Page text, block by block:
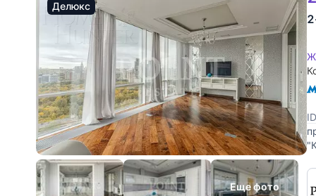
Делюкс
Еще фото